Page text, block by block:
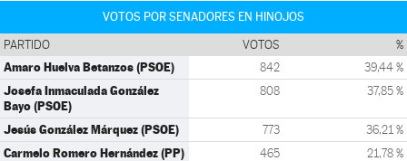
VOTOS POR SENADORES EN HINOJOS
PARTIDO VOTOS %
Amaro Huelva Betanzos (PSOE) 842 39,44 %
Josefa Inmaculada González
Bayo (PSOE)
808 37,85 %
Jesús González Márquez (PSOE) 773 36,21 %
Carmelo Romero Hernández (PP) 465 21,78 %